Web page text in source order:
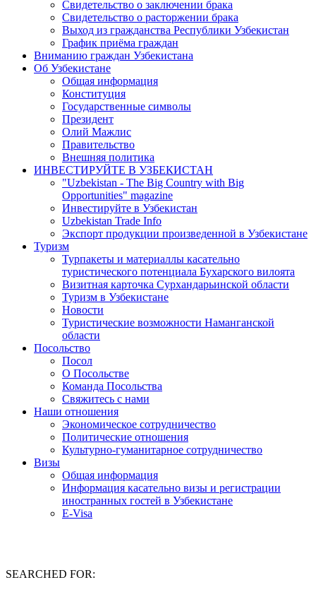
Свидетельство о заключении брака
Свидетельство о расторжении брака
Выход из гражданства Республики Узбекистан
График приёма граждан
Вниманию граждан Узбекистана
Об Узбекистане
Общая информация
Конституция
Государственные символы
Президент
Олий Мажлис
Правительство
Внешняя политика
ИНВЕСТИРУЙТЕ В УЗБЕКИСТАН
"Uzbekistan - The Big Country with Big
Opportunities" magazine
Инвестируйте в Узбекистан
Uzbekistan Trade Info
Экспорт продукции произведенной в Узбекистане
Туризм
Турпакеты и материаллы касательно
туристического потенциала Бухарского вилоята
Визитная карточка Сурхандарьинской области
Туризм в Узбекистане
Новости
Туристические возможности Наманганской
области
Посольство
Посол
О Посольстве
Команда Посольства
Свяжитесь с нами
Наши отношения
Экономическое сотрудничество
Политические отношения
Культурно-гуманитарное сотрудничество
Визы
Общая информация
Информация касательно визы и регистрации
иностранных гостей в Узбекистане
E-Visa
SEARCHED FOR: